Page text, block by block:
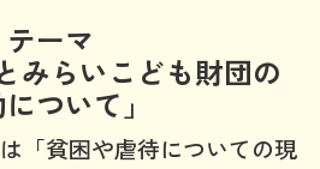
テーマ
みらいこども財団の
ついて」
「貧困や虐待についての現